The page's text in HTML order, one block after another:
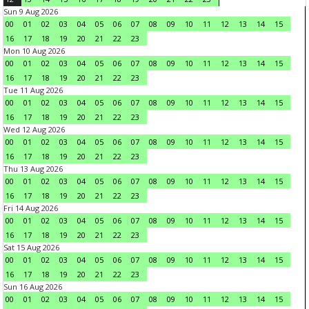
Sun 9 Aug 2026
00
01 02 03 04 05 06 07 08 09 10 11 12 13 14
15
16
17 18 19 20 21 22
23
Mon 10 Aug 2026
00
01 02 03 04 05 06 07 08 09 10 11 12 13 14
15
16
17 18 19 20 21 22
23
Tue 11 Aug 2026
00
01 02 03 04 05 06 07 08 09 10 11 12 13 14
15
16
17 18 19 20 21 22
23
Wed 12 Aug 2026
00
01 02 03 04 05 06 07 08 09 10 11 12 13 14
15
16
17 18 19 20 21 22
23
Thu 13 Aug 2026
00
01 02 03 04 05 06 07 08 09 10 11 12 13 14
15
16
17 18 19 20 21 22
23
Fri 14 Aug 2026
00
01 02 03 04 05 06 07 08 09 10 11 12 13 14
15
16
17 18 19 20 21 22
23
Sat 15 Aug 2026
00
01 02 03 04 05 06 07 08 09 10 11 12 13 14
15
16
17 18 19 20 21 22
23
Sun 16 Aug 2026
00
01 02 03 04 05 06 07 08 09 10 11 12 13 14
15